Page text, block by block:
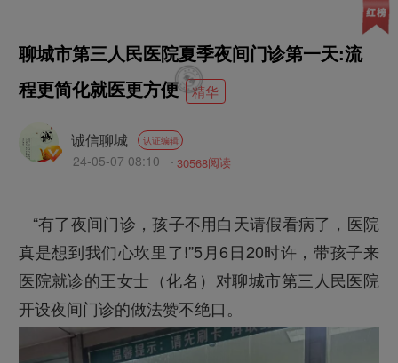
聊城市第三人民医院夏季夜间门诊第一天:流
程更简化就医更方便
精华
诚信聊城 认证编辑
24-05-07 08:10 30568阅读
“有了夜间门诊，孩子不用白天请假看病了，医院
真是想到我们心坎里了!”5月6日20时许，带孩子来
医院就诊的王女士（化名）对聊城市第三人民医院
开设夜间门诊的做法赞不绝口。